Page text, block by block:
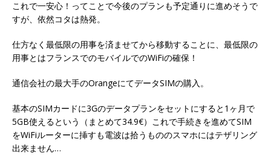
これで一安心！ってことで今後のプランも予定通りに進めそうで
すが、依然コタは熱発。
仕方なく最低限の用事を済ませてから移動することに、最低限の
用事とはフランスでのモバイルでのWiFiの確保！
通信会社の最大手のOrangeにてデータSIMの購入。
基本のSIMカードに3Gのデータプランをセットにすると1ヶ月で
5GB使えるという（まとめて34.9€）これで手続きを進めてSIM
をWiFiルーターに挿すも電波は拾うもののスマホにはテザリング
出来ません…